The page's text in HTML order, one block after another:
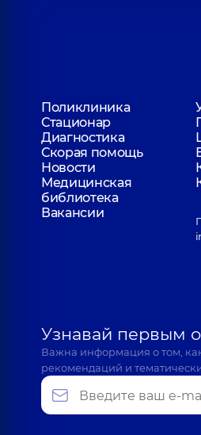
Поликлиника
Стационар
Диагностика
Скорая помощь
Новости
Медицинская
библиотека
Вакансии
Узнавай первым о
Важна информация о том,
рекомендаций и